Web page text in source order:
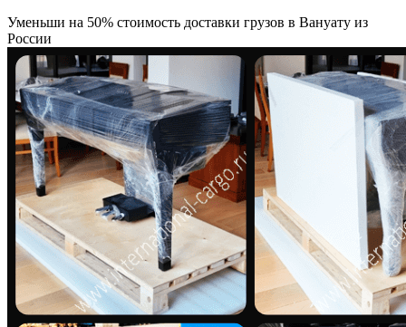
Уменьши на 50% стоимость доставки грузов в Вануату из
России